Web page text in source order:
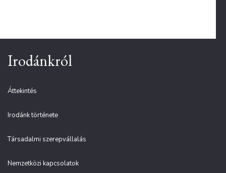
Irodánkról
Áttekintés
Irodánk története
Társadalmi szerepvállalás
Nemzetközi kapcsolatok